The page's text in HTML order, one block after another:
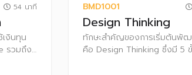
54 นาที
เงินทุน
รวมถึง
BMD1001
Design Thinking
ทักษะสำคัญของการเริ่มต้นพั
คือ Design Thinking ซึ่งมี 5